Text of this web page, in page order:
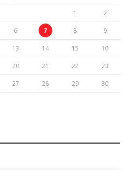
1 2
6 7 8 9
13 14 15 16
20 21 22 23
27 28 29 30